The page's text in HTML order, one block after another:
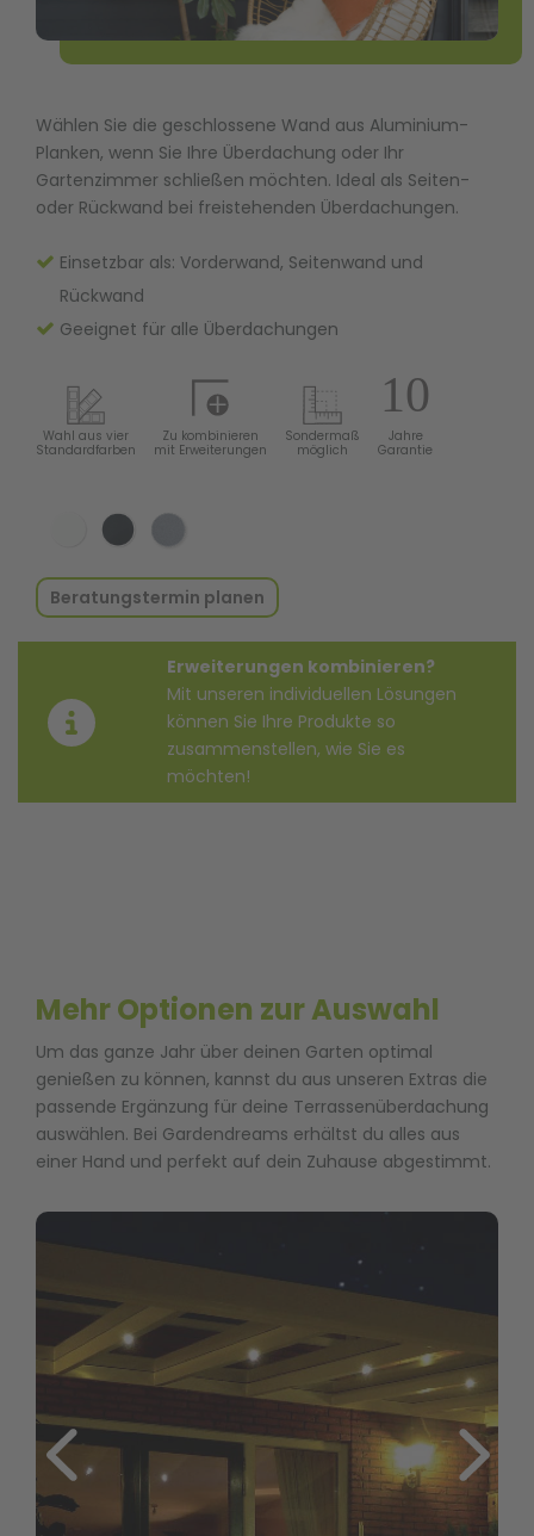
Wählen Sie die geschlossene Wand aus Aluminium-
Planken, wenn Sie Ihre Überdachung oder Ihr
Gartenzimmer schließen möchten. Ideal als Seiten-
oder Rückwand bei freistehenden Überdachungen.
Einsetzbar als: Vorderwand, Seitenwand und
Rückwand
Geeignet für alle Überdachungen
Wahl aus vier
Standardfarben
Zu kombinieren
mit Erweiterungen
Sondermaß
möglich
Jahre
Garantie
Beratungstermin planen
Erweiterungen kombinieren?
Mit unseren individuellen Lösungen
können Sie Ihre Produkte so
zusammenstellen, wie Sie es
möchten!
Mehr Optionen zur Auswahl
Um das ganze Jahr über deinen Garten optimal
genießen zu können, kannst du aus unseren Extras die
passende Ergänzung für deine Terrassenüberdachung
auswählen. Bei Gardendreams erhältst du alles aus
einer Hand und perfekt auf dein Zuhause abgestimmt.